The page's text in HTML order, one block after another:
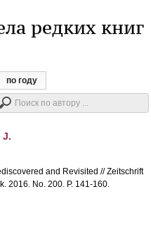
редких книг
по году
J.
and Revisited // Zeitschrift
2016. No. 200. P. 141-160.